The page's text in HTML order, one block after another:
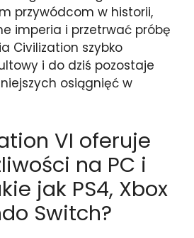
przywódcom w historii,
imperia i przetrwać próbę
Civilization szybko
i do dziś pozostaje
osiągnięć w
VI oferuje
na PC i
jak PS4, Xbox
Switch?